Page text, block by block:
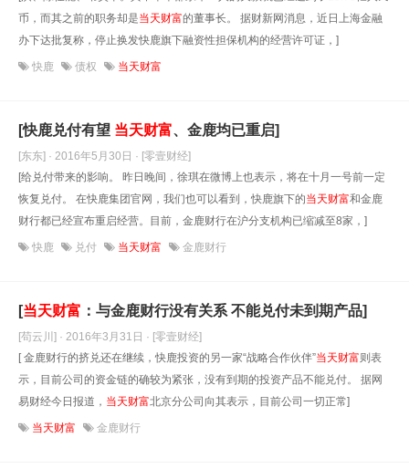
币，而其之前的职务却是当天财富的董事长。 据财新网消息，近日上海金融
办下达批复称，停止换发快鹿旗下融资性担保机构的经营许可证，]
快鹿 债权 当天财富
[快鹿兑付有望 当天财富、金鹿均已重启]
[东东] · 2016年5月30日 · [零壹财经]
[给兑付带来的影响。 昨日晚间，徐琪在微博上也表示，将在十月一号前一定
恢复兑付。 在快鹿集团官网，我们也可以看到，快鹿旗下的当天财富和金鹿
财行都已经宣布重启经营。目前，金鹿财行在沪分支机构已缩减至8家，]
快鹿 兑付 当天财富 金鹿财行
[当天财富 ：与金鹿财行没有关系 不能兑付未到期产品]
[苟云川] · 2016年3月31日 · [零壹财经]
[ 金鹿财行的挤兑还在继续，快鹿投资的另一家“战略合作伙伴”当天财富则表
示，目前公司的资金链的确较为紧张，没有到期的投资产品不能兑付。 据网
易财经今日报道， 当天财富北京分公司向其表示，目前公司一切正常]
当天财富 金鹿财行